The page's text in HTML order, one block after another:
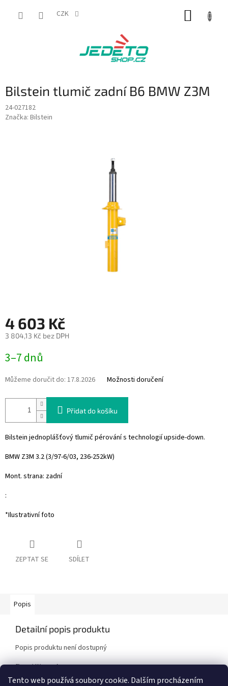
Tento web používá soubory cookie. Dalším procházením
CZK
Bilstein tlumič zadní B6 BMW Z3M
24-027182
Značka: Bilstein
4 603 Kč
3 804,13 Kč bez DPH
cena:
3–7 dnů
Můžeme doručit do: 17.8.2026 Možnosti doručení
Přidat do košíku
Bilstein jednoplášťový tlumič pérování s technologií upside-down.
BMW Z3M 3.2 (3/97-6/03, 236-252kW)
Mont. strana: zadní
:
*Ilustrativní foto
ZEPTAT SE SDÍLET
Popis
Detailní popis produktu
Popis produktu není dostupný
Doplňkové parametry